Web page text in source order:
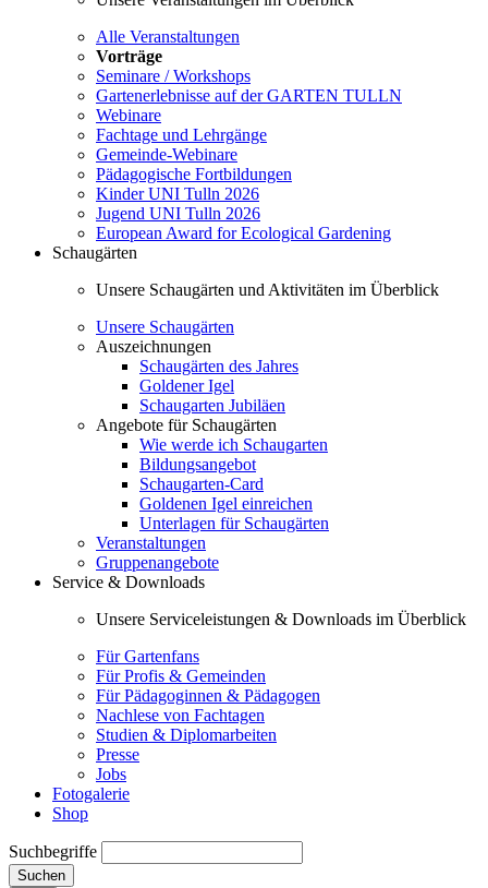
Alle Veranstaltungen
Vorträge
Seminare / Workshops
Gartenerlebnisse auf der GARTEN TULLN
Webinare
Fachtage und Lehrgänge
Gemeinde-Webinare
Pädagogische Fortbildungen
Kinder UNI Tulln 2026
Jugend UNI Tulln 2026
European Award for Ecological Gardening
Schaugärten
Unsere Schaugärten und Aktivitäten im Überblick
Unsere Schaugärten
Auszeichnungen
Schaugärten des Jahres
Goldener Igel
Schaugarten Jubiläen
Angebote für Schaugärten
Wie werde ich Schaugarten
Bildungsangebot
Schaugarten-Card
Goldenen Igel einreichen
Unterlagen für Schaugärten
Veranstaltungen
Gruppenangebote
Service & Downloads
Unsere Serviceleistungen & Downloads im Überblick
Für Gartenfans
Für Profis & Gemeinden
Für Pädagoginnen & Pädagogen
Nachlese von Fachtagen
Studien & Diplomarbeiten
Presse
Jobs
Fotogalerie
Shop
Suchbegriffe
Suchen